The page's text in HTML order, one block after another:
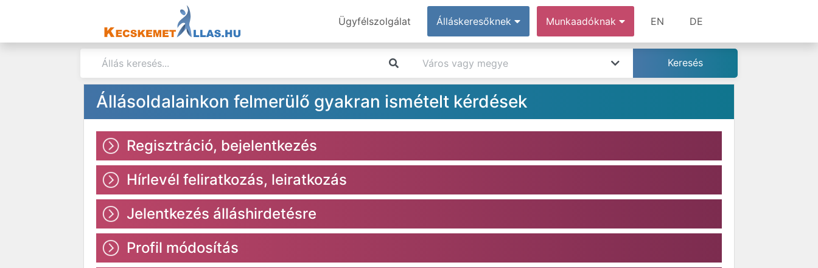
Ügyfélszolgálat Álláskeresőknek Munkaadóknak EN DE
Állásoldalainkon felmerülő gyakran ismételt kérdések
Regisztráció, bejelentkezés
Hírlevél feliratkozás, leiratkozás
Jelentkezés álláshirdetésre
Profil módosítás